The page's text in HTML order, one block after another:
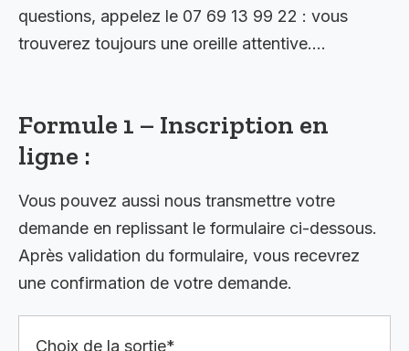
questions, appelez le 07 69 13 99 22 : vous
trouverez toujours une oreille attentive….
Formule 1 – Inscription en
ligne :
Vous pouvez aussi nous transmettre votre
demande en replissant le formulaire ci-dessous.
Après validation du formulaire, vous recevrez
une confirmation de votre demande.
Choix de la sortie*